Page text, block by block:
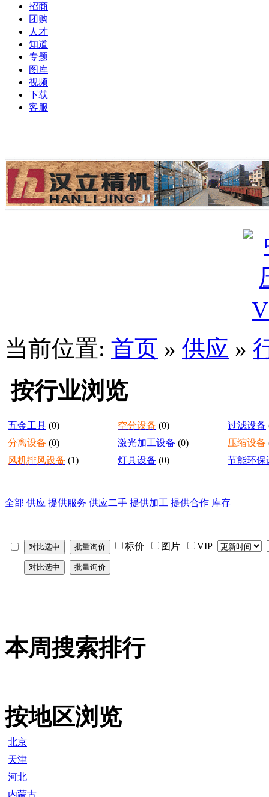
招商
团购
人才
知道
专题
图库
视频
下载
客服
当前位置: 首页 » 供应 »
按行业浏览
五金工具 (0) 空分设备 (0) 过滤设备
分离设备 (0) 激光加工设备 (0) 压缩设备
风机排风设备 (1) 灯具设备 (0) 节能环保
全部 供应 提供服务 供应二手 提供加工 提供合作 库存
标价 图片 VIP
本周搜索排行
按地区浏览
北京
天津
河北
内蒙古